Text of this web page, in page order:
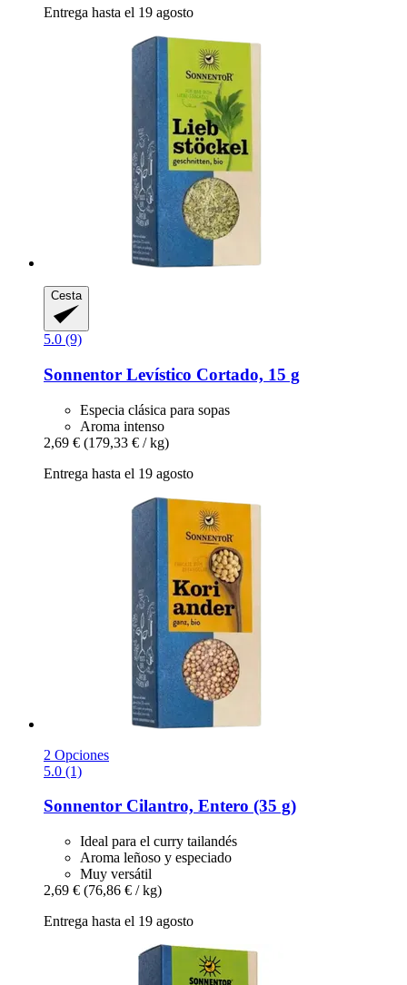
Entrega hasta el 19 agosto
Cesta
5.0 (9)
Sonnentor Levístico Cortado, 15 g
Especia clásica para sopas
Aroma intenso
2,69 € (179,33 € / kg)
Entrega hasta el 19 agosto
2 Opciones
5.0 (1)
Sonnentor Cilantro, Entero (35 g)
Ideal para el curry tailandés
Aroma leñoso y especiado
Muy versátil
2,69 € (76,86 € / kg)
Entrega hasta el 19 agosto